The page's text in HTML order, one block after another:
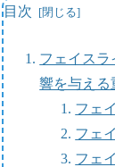
目次
フェイス
響を与える
フェ
フェ
フェ